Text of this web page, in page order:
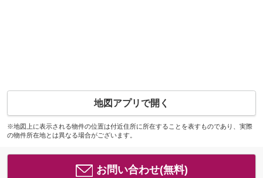
地図アプリで開く
※地図上に表示される物件の位置は付近住所に所在することを表すものであり、実際
の物件所在地とは異なる場合がございます。
お問い合わせ(無料)